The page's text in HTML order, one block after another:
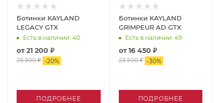
Ботинки KAYLAND
LEGACY GTX
Есть в наличии: 40
от21 200 ₽
26 500 ₽ -20%
ПОДРОБНЕЕ
Ботинки KAYLAND
GRIMPEUR AD GTX
Есть в наличии: 49
от16 450 ₽
23 500 ₽ -30%
ПОДРОБНЕЕ